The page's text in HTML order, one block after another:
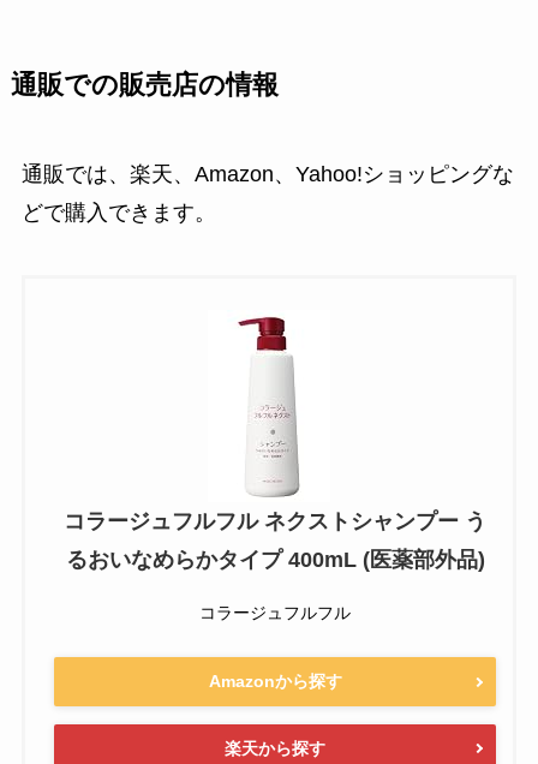
通販での販売店の情報
通販では、楽天、Amazon、Yahoo!ショッピングな
どで購入できます。
コラージュフルフル ネクストシャンプー う
るおいなめらかタイプ 400mL (医薬部外品)
コラージュフルフル
Amazonから探す
楽天から探す